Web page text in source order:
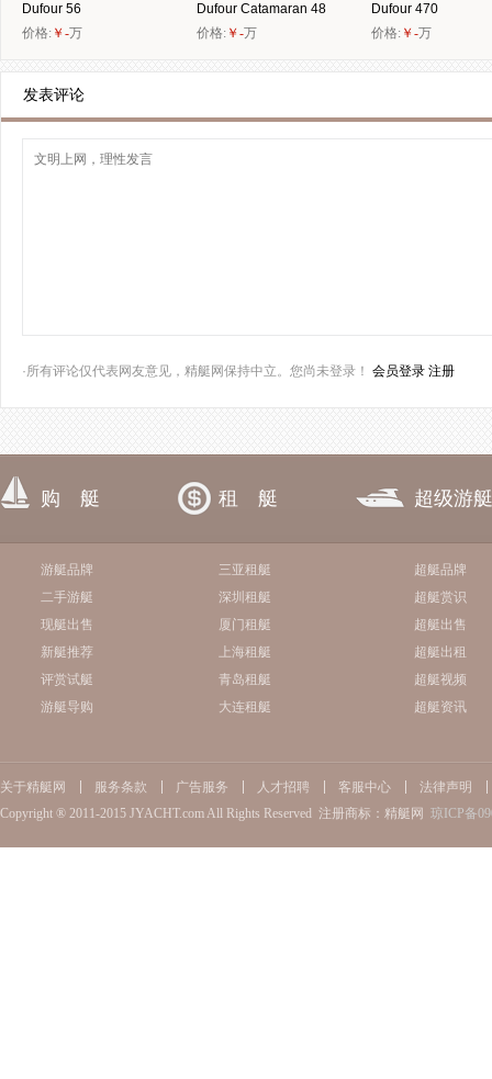
Dufour 56
价格: ￥-万
Dufour Catamaran 48
价格: ￥-万
Dufour 470
价格: ￥-万
发表评论
·所有评论仅代表网友意见，精艇网保持中立。您尚未登录！ 会员登录 注册
购 艇
游艇品牌
二手游艇
现艇出售
新艇推荐
评赏试艇
游艇导购
租 艇
三亚租艇
深圳租艇
厦门租艇
上海租艇
青岛租艇
大连租艇
超级游艇
超艇品牌
超艇赏识
超艇出售
超艇出租
超艇视频
超艇资讯
关于精艇网 服务条款 广告服务 人才招聘 客服中心
法律声明
Copyright ® 2011-2015 JYACHT.com All Rights Reserved 注册商标：精艇网 琼ICP备